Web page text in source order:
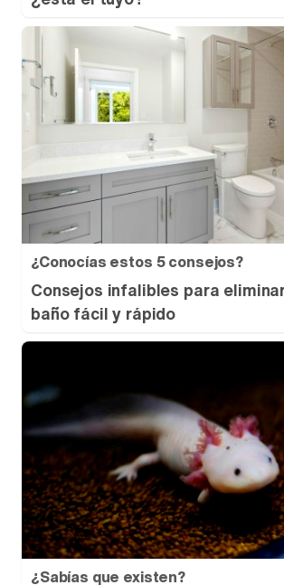
¿Conocías estos 5 consejos?
Consejos infalibles para
baño fácil y rápido
¿Sabías que existen?